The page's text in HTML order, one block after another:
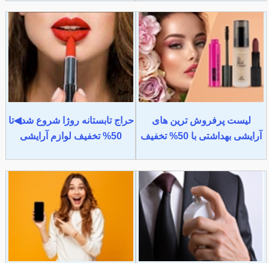
لیست پرفروش ترین های
آرایشی بهداشتی با 50% تخفیف
حراج تابستانه روژا شروع شد◀تا
50% تخفیف لوازم آرایشی